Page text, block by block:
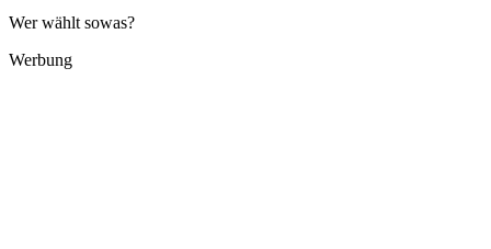
Wer wählt sowas?
Werbung